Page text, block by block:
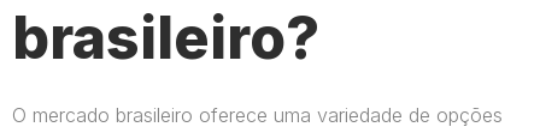
brasileiro?
O mercado brasileiro oferece uma variedade de opções